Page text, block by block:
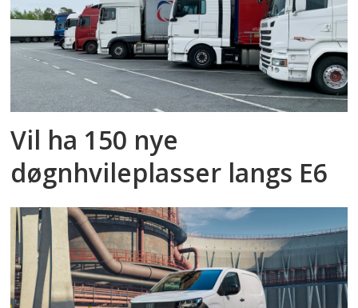
Vil ha 150 nye
døgnhvileplasser langs E6